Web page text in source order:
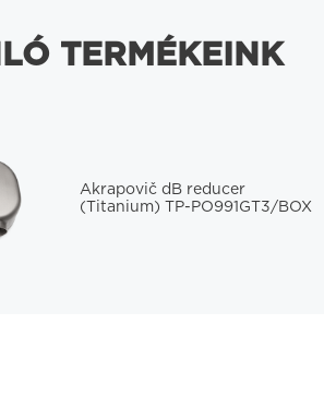
TERMÉKEINK
Akrapovič dB reducer
(Titanium) TP-PO991GT3/BOX